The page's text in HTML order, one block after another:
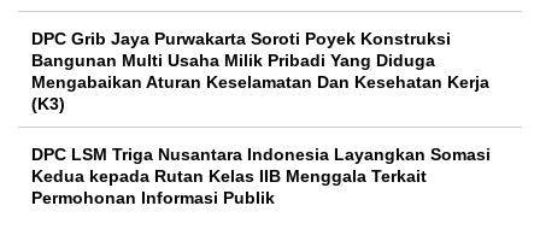
DPC Grib Jaya Purwakarta Soroti Poyek Konstruksi
Bangunan Multi Usaha Milik Pribadi Yang Diduga
Mengabaikan Aturan Keselamatan Dan Kesehatan Kerja
(K3)
DPC LSM Triga Nusantara Indonesia Layangkan Somasi
Kedua kepada Rutan Kelas IIB Menggala Terkait
Permohonan Informasi Publik